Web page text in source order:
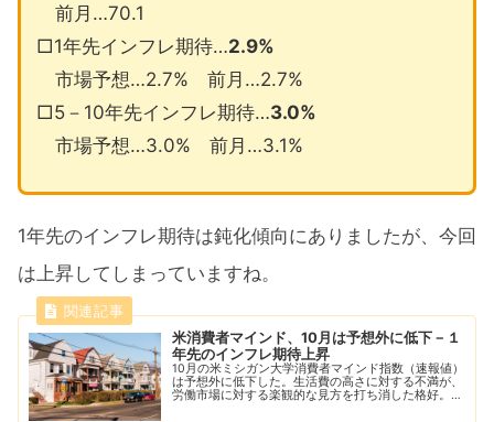
前月…70.1
□1年先インフレ期待…2.9%
市場予想…2.7% 前月…2.7%
□5－10年先インフレ期待…3.0%
市場予想…3.0% 前月…3.1%
1年先のインフレ期待は鈍化傾向にありましたが、今回
は上昇してしまっていますね。
米消費者マインド、10月は予想外に低下－１
年先のインフレ期待上昇
10月の米ミシガン大学消費者マインド指数（速報値）
は予想外に低下した。生活費の高さに対する不満が、
労働市場に対する楽観的な見方を打ち消した格好。セ